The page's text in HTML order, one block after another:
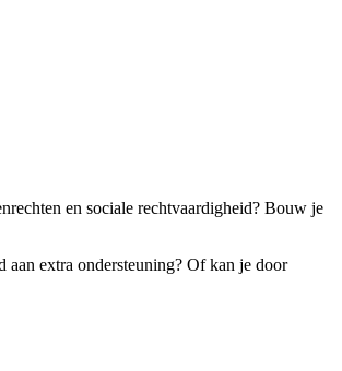
en sociale rechtvaardigheid? Bouw je
aan extra ondersteuning? Of kan je door